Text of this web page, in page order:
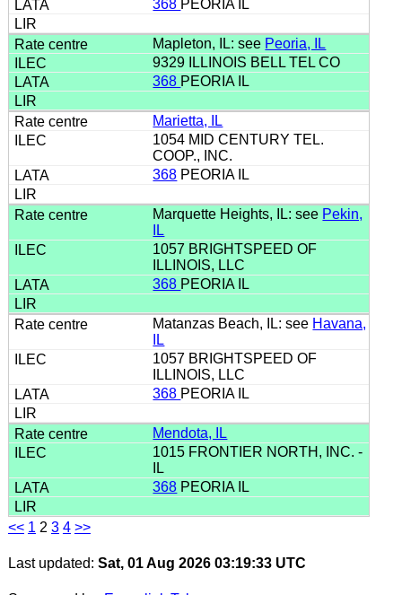
368 PEORIA IL
Mapleton, IL: see Peoria, IL
9329 ILLINOIS BELL TEL CO
368 PEORIA IL
Marietta, IL
1054 MID CENTURY TEL.
COOP., INC.
368 PEORIA IL
Marquette Heights, IL: see Pekin,
IL
1057 BRIGHTSPEED OF
ILLINOIS, LLC
368 PEORIA IL
Matanzas Beach, IL: see Havana,
IL
1057 BRIGHTSPEED OF
ILLINOIS, LLC
368 PEORIA IL
Mendota, IL
1015 FRONTIER NORTH, INC. -
IL
368 PEORIA IL
<< 1 2 3 4 >>
Last updated: Sat, 01 Aug 2026 03:19:33 UTC